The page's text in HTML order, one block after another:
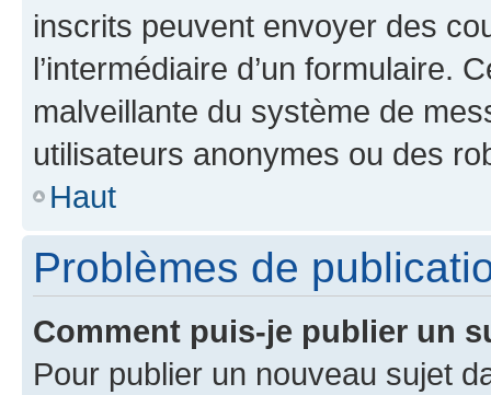
inscrits peuvent envoyer des
l’intermédiaire d’un formulaire.
malveillante du système de
utilisateurs anonymes ou des
Haut
Problèmes de
Comment puis-je publier un
Pour publier un nouveau sujet